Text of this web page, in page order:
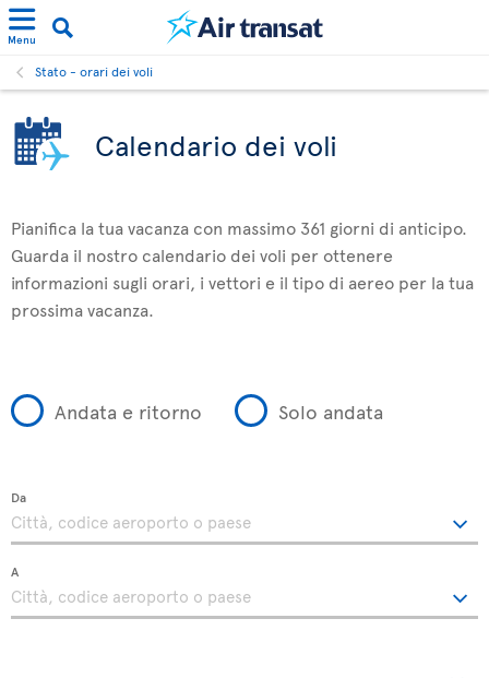
Menu
Stato - orari dei voli
Calendario dei voli
Pianifica la tua vacanza con massimo 361 giorni di anticipo.
Guarda il nostro calendario dei voli per ottenere
informazioni sugli orari, i vettori e il tipo di aereo per la tua
prossima vacanza.
Andata e ritorno Solo andata
Da
A